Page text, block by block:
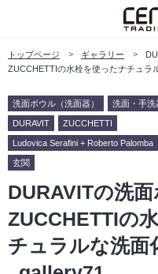
トップページ ギャラリー
ZUCCHETTIの水栓を使ったナチュラ
洗面ボウル（洗面器） 洗面・手洗
DURAVIT ZUCCHETTI
Ludovica Serafini + Roberto Palomba
玄関
DURAVITの洗面
ZUCCHETTIの
チュラルな洗面